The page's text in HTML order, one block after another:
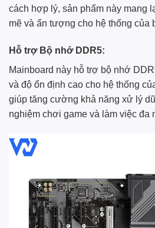
cách hợp lý, sản phẩm này mang
mẽ và ấn tượng cho hệ thống của
Hỗ trợ Bộ nhớ DDR5:
Mainboard này hỗ trợ bộ nhớ
và độ ổn định cao cho hệ thống
giúp tăng cường khả năng xử lý
nghiệm chơi game và làm việc đa